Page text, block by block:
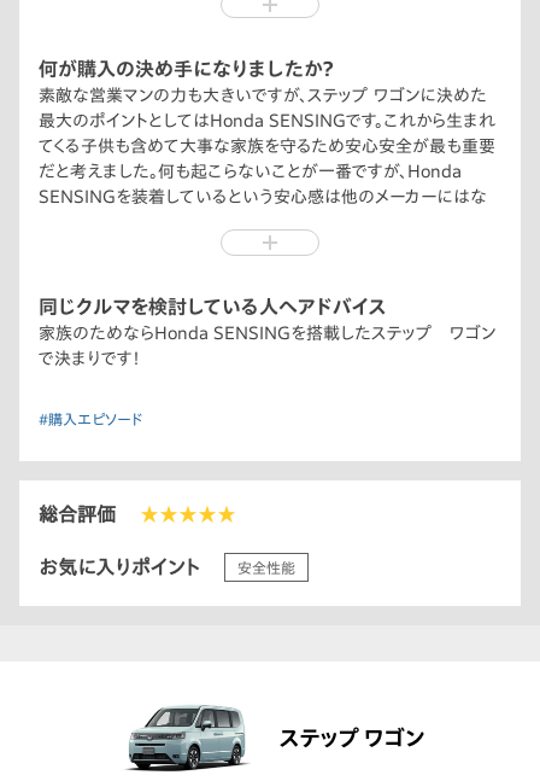
動。話がすっかり盛り上がり、一気に決断モードになりました。営
娘も大きな室内空間やわくわくゲートに大喜びで、これで決まり
でした。
何が購入の決め手になりましたか？
素敵な営業マンの力も大きいですが、ステップ ワゴンに決めた
最大のポイントとしてはHonda SENSINGです。これから生まれ
てくる子供も含めて大事な家族を守るため安心安全が最も重要
だと考えました。何も起こらないことが一番ですが、Honda
SENSINGを装着しているという安心感は他のメーカーにはな
立っているのが、先行車発進おしらせ機能。信号停車中等に、娘
同じクルマを検討している人へアドバイス
家族のためならHonda SENSINGを搭載したステップ ワゴン
で決まりです！
#購入エピソード
総合評価 ★★★★★
お気に入りポイント 安全性能
ステップ ワゴン